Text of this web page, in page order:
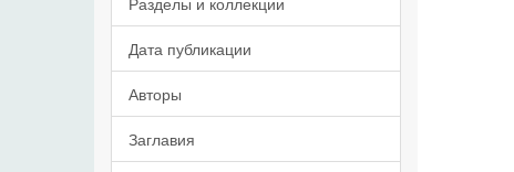
Дата публикации
Авторы
Заглавия